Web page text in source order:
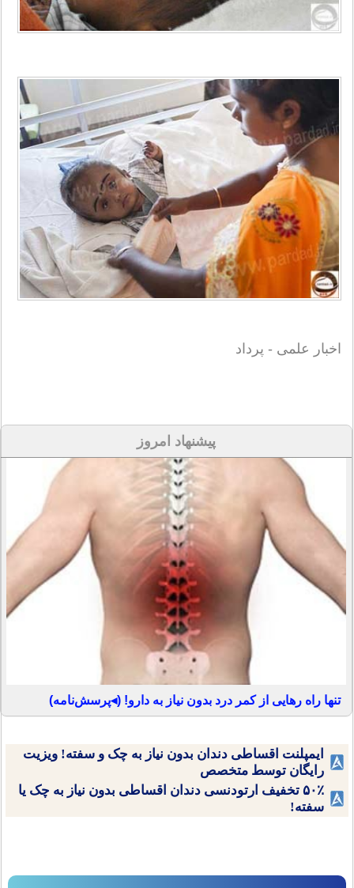
اخبار علمی - پرداد
پیشنهاد امروز
تنها راه رهایی از کمر درد بدون نیاز به دارو! (◂پرسش‌نامه)
ایمپلنت اقساطی دندان بدون نیاز به چک و سفته! ویزیت
رایگان توسط متخصص
۵۰٪ تخفیف ارتودنسی دندان اقساطی بدون نیاز به چک یا
سفته!